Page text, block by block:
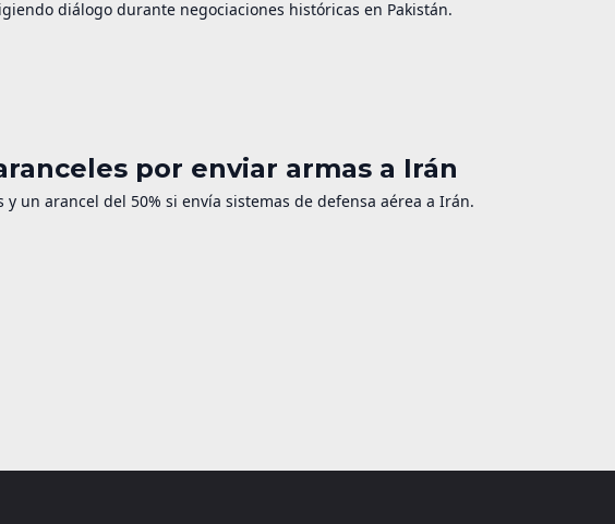
diálogo durante negociaciones históricas en Pakistán.
por enviar armas a Irán
un arancel del 50% si envía sistemas de defensa aérea a Irán.